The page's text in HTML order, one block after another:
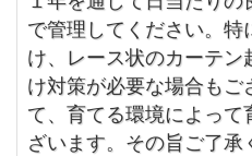
で管理してください。特
け、レース状のカーテン
け対策が必要な場合もご
て、育てる環境によっ
ざいます。その旨ご了承